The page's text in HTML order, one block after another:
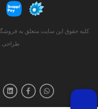
کلیه حقوق این سایت متعلق به
طراحی